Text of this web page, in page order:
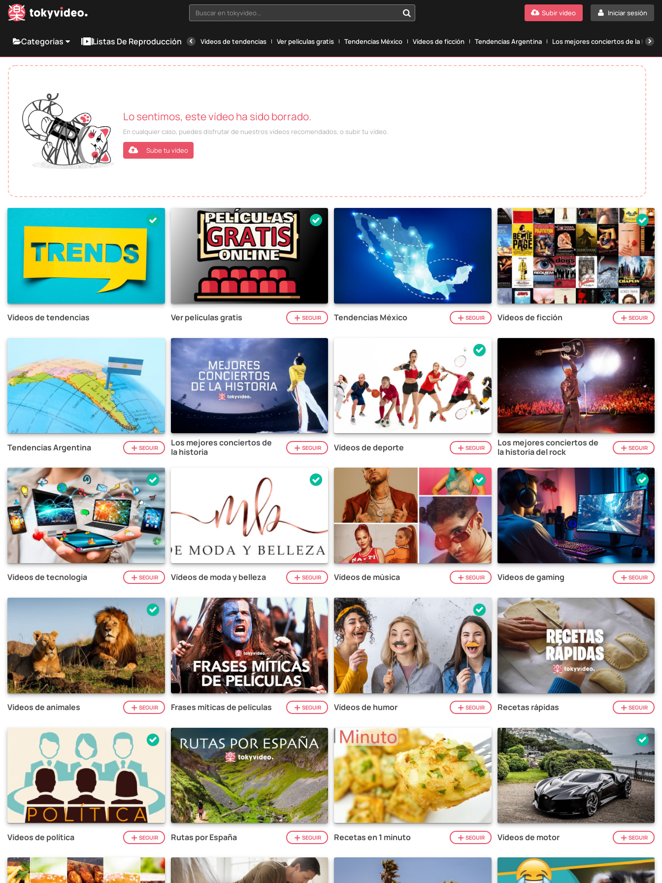
Buscar en tokyvideo... Iniciar sesión
Subir vídeo
Categorías Listas De Reproducción Vídeos de tendencias Ver películas gratis Tendencias México Vídeos de ficción Tendencias Argentina Los mejores conciertos de la
Lo sentimos, este vídeo ha sido borrado.
En cualquier caso, puedes disfrutar de nuestros vídeos recomendados, o subir tu vídeo.
Sube tu vídeo
Vídeos de tendencias Ver películas gratis SEGUIR Tendencias México SEGUIR Vídeos de ficción SEGUIR
Tendencias Argentina SEGUIR
Los mejores conciertos de
la historia
SEGUIR Vídeos de deporte SEGUIR
Los mejores conciertos de
la historia del rock
SEGUIR
Vídeos de tecnologia SEGUIR Vídeos de moda y belleza SEGUIR Vídeos de música SEGUIR Vídeos de gaming SEGUIR
Vídeos de animales SEGUIR Frases míticas de películas SEGUIR Vídeos de humor SEGUIR Recetas rápidas SEGUIR
Vídeos de política SEGUIR Rutas por España SEGUIR Recetas en 1 minuto SEGUIR Vídeos de motor SEGUIR